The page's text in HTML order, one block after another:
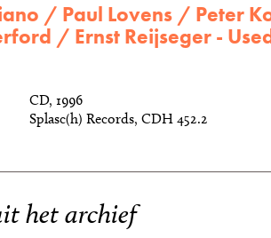
/ Paul Lovens / Peter
/ Ernst Reijseger -
CD, 1996
Splasc(h) Records, CDH 452.2
het archief